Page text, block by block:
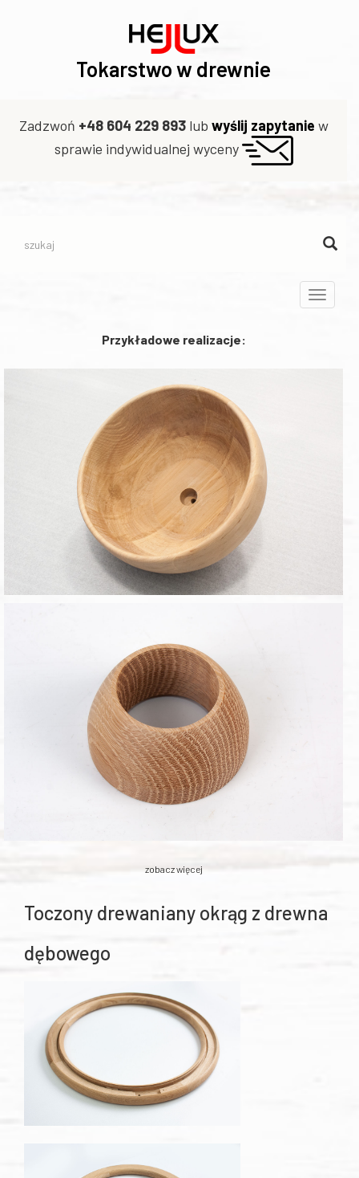
Tokarstwo w drewnie
Zadzwoń +48 604 229 893lub wyślij zapytanie w
sprawie indywidualnej wyceny
Toggle
Przykładowe realizacje:
zobacz więcej
Toczony drewaniany okrąg z drewna
dębowego